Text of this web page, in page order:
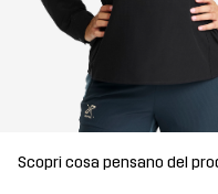
Scopri cosa pensano del